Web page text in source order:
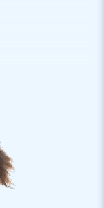
kopen
bij JB
springkussen
Bovendien staat
Ideaal dus
Box
zich